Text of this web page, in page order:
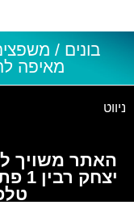
בונים /
מאיפה
ניווט
טלפון: